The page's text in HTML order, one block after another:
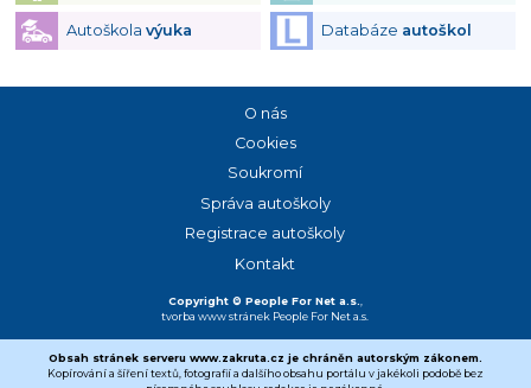
Autoškola výuka Databáze autoškol
Copyright © People For Net a.s.
tvorba www stránek People For Net a.s.
O nás
Cookies
Soukromí
Správa autoškoly
Registrace autoškoly
Kontakt
Obsah stránek serveru www.zakruta.cz je chráněn autorským zákonem.
Kopírování a šíření textů, fotografií a dalšího obsahu portálu v jakékoli podobě bez